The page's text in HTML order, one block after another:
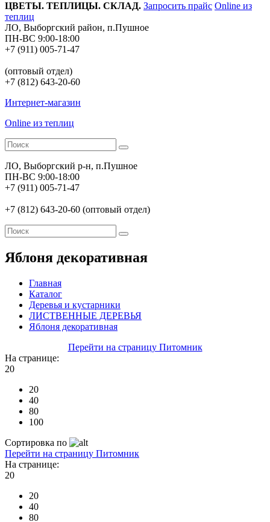
ЦВЕТЫ. ТЕПЛИЦЫ. СКЛАД. Запросить прайс Online из
теплиц
ЛО, Выборгский район, п.Пушное
ПН-ВС 9:00-18:00
+7 (911) 005-71-47
(оптовый отдел)
+7 (812) 643-20-60
Интернет-магазин
Online из теплиц
ЛО, Выборгский р-н, п.Пушное
ПН-ВС 9:00-18:00
+7 (911) 005-71-47
+7 (812) 643-20-60 (оптовый отдел)
Яблоня декоративная
Главная
Каталог
Деревья и кустарники
ЛИСТВЕННЫЕ ДЕРЕВЬЯ
Яблоня декоративная
Перейти на страницу Питомник
На странице:
20
20
40
80
100
Сортировка по
Перейти на страницу Питомник
На странице:
20
20
40
80